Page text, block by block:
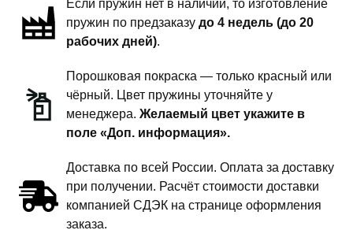
дюйм
комфорт
Если пружин нет в наличии, то изготовление
пружин по предзаказу до 4 недель (до 20
рабочих дней).
Порошковая покраска — только красный или
чёрный. Цвет пружины уточняйте у
менеджера. Желаемый цвет укажите в
поле «Доп. информация».
Доставка по всей России. Оплата за доставку
при получении. Расчёт стоимости доставки
компанией СДЭК на странице оформления
заказа.